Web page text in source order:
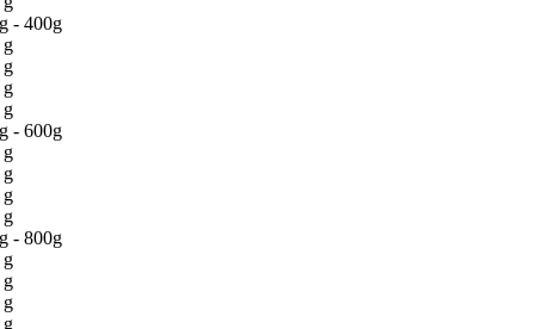
- 400g
g
g
g
g
- 600g
g
g
g
g
- 800g
g
g
g
g